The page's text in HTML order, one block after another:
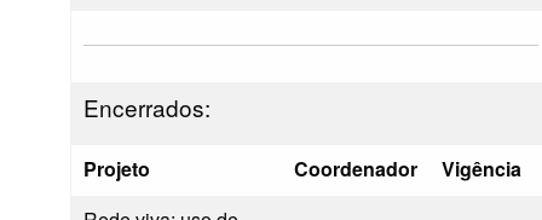
Encerrados:
Projeto Coordenador
Vigência